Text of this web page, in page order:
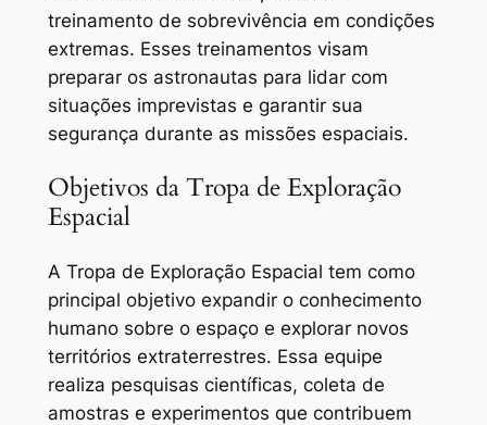
treinamento de sobrevivência em condições
extremas. Esses treinamentos visam
preparar os astronautas para lidar com
situações imprevistas e garantir sua
segurança durante as missões espaciais.
Objetivos da Tropa de Exploração
Espacial
A Tropa de Exploração Espacial tem como
principal objetivo expandir o conhecimento
humano sobre o espaço e explorar novos
territórios extraterrestres. Essa equipe
realiza pesquisas científicas, coleta de
amostras e experimentos que contribuem